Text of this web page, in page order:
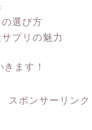
選び方
プリの魅力
ます！
スポンサーリンク